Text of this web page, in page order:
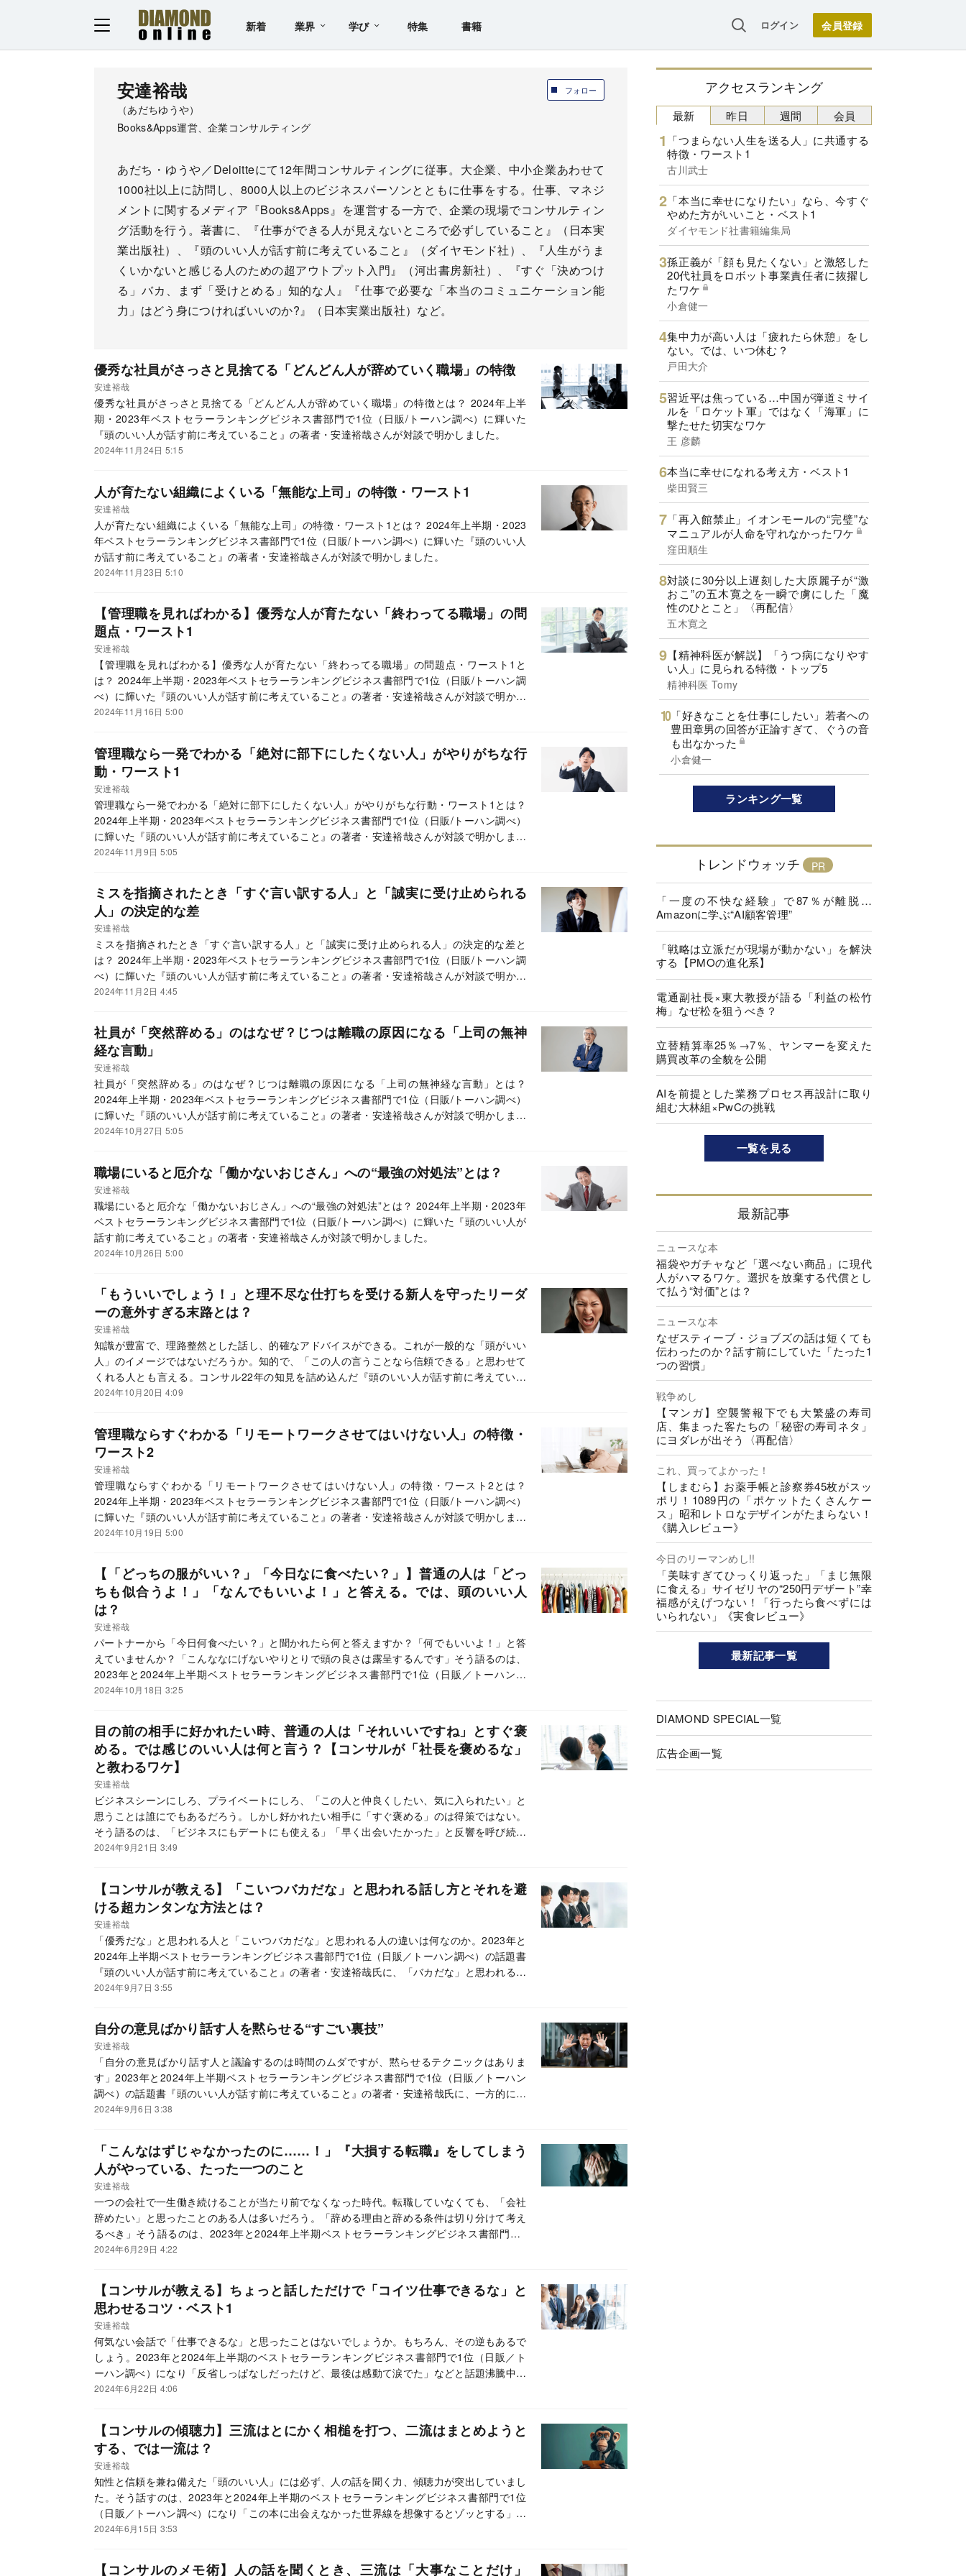
新着 業界 学び 特集 書籍 ログイン
フォロー
安達裕哉
（あだちゆうや）
Books&Apps運営、企業コンサルティング
あだち・ゆうや／Deloitteにて12年間コンサルティングに従事。大企業、中小企業あわせて
1000社以上に訪問し、8000人以上のビジネスパーソンとともに仕事をする。仕事、マネジ
メントに関するメディア『Books&Apps』を運営する一方で、企業の現場でコンサルティン
グ活動を行う。著書に、『仕事ができる人が見えないところで必ずしていること』（日本実
業出版社）、『頭のいい人が話す前に考えていること』（ダイヤモンド社）、『人生がうま
くいかないと感じる人のための超アウトプット入門』（河出書房新社）、『すぐ「決めつけ
る」バカ、まず「受けとめる」知的な人』『仕事で必要な「本当のコミュニケーション能
力」はどう身につければいいのか?』（日本実業出版社）など。
優秀な社員がさっさと見捨てる「どんどん人が辞めていく職場」の特徴
安達裕哉
優秀な社員がさっさと見捨てる「どんどん人が辞めていく職場」の特徴とは？ 2024年上半
期・2023年ベストセラーランキングビジネス書部門で1位（日販/トーハン調べ）に輝いた
『頭のいい人が話す前に考えていること』の著者・安達裕哉さんが対談で明かしました。
2024年11月24日 5:15
人が育たない組織によくいる「無能な上司」の特徴・ワースト1
安達裕哉
人が育たない組織によくいる「無能な上司」の特徴・ワースト1とは？ 2024年上半期・2023
年ベストセラーランキングビジネス書部門で1位（日販/トーハン調べ）に輝いた『頭のいい人
が話す前に考えていること』の著者・安達裕哉さんが対談で明かしました。
2024年11月23日 5:10
【管理職を見ればわかる】優秀な人が育たない「終わってる職場」の問
題点・ワースト1
安達裕哉
【管理職を見ればわかる】優秀な人が育たない「終わってる職場」の問題点・ワースト1と
は？ 2024年上半期・2023年ベストセラーランキングビジネス書部門で1位（日販/トーハン調
べ）に輝いた『頭のいい人が話す前に考えていること』の著者・安達裕哉さんが対談で明かし
ました。
2024年11月16日 5:00
管理職なら一発でわかる「絶対に部下にしたくない人」がやりがちな行
動・ワースト1
安達裕哉
管理職なら一発でわかる「絶対に部下にしたくない人」がやりがちな行動・ワースト1とは？
2024年上半期・2023年ベストセラーランキングビジネス書部門で1位（日販/トーハン調べ）
に輝いた『頭のいい人が話す前に考えていること』の著者・安達裕哉さんが対談で明かしまし
た。
2024年11月9日 5:05
ミスを指摘されたとき「すぐ言い訳する人」と「誠実に受け止められる
人」の決定的な差
安達裕哉
ミスを指摘されたとき「すぐ言い訳する人」と「誠実に受け止められる人」の決定的な差と
は？ 2024年上半期・2023年ベストセラーランキングビジネス書部門で1位（日販/トーハン調
べ）に輝いた『頭のいい人が話す前に考えていること』の著者・安達裕哉さんが対談で明かし
ました。
2024年11月2日 4:45
社員が「突然辞める」のはなぜ？じつは離職の原因になる「上司の無神
経な言動」
安達裕哉
社員が「突然辞める」のはなぜ？じつは離職の原因になる「上司の無神経な言動」とは？
2024年上半期・2023年ベストセラーランキングビジネス書部門で1位（日販/トーハン調べ）
に輝いた『頭のいい人が話す前に考えていること』の著者・安達裕哉さんが対談で明かしまし
た。
2024年10月27日 5:05
職場にいると厄介な「働かないおじさん」への“最強の対処法”とは？
安達裕哉
職場にいると厄介な「働かないおじさん」への“最強の対処法”とは？ 2024年上半期・2023年
ベストセラーランキングビジネス書部門で1位（日販/トーハン調べ）に輝いた『頭のいい人が
話す前に考えていること』の著者・安達裕哉さんが対談で明かしました。
2024年10月26日 5:00
「もういいでしょう！」と理不尽な仕打ちを受ける新人を守ったリーダ
ーの意外すぎる末路とは？
安達裕哉
知識が豊富で、理路整然とした話し、的確なアドバイスができる。これが一般的な「頭がいい
人」のイメージではないだろうか。知的で、「この人の言うことなら信頼できる」と思わせて
くれる人とも言える。コンサル22年の知見を詰め込んだ『頭のいい人が話す前に考えている
こと』の著者であり現在はコンサルティング会社とAIの関連会社を経営する安達裕哉氏は、そ
はなぜか。本記事では、安達氏の著書『頭のいい人が話す前に考えていること』をもとに解説
する。（文／神代裕子、ダイヤモンド社書籍オンライン編集部）
2024年10月20日 4:09
管理職ならすぐわかる「リモートワークさせてはいけない人」の特徴・
ワースト2
安達裕哉
管理職ならすぐわかる「リモートワークさせてはいけない人」の特徴・ワースト2とは？
2024年上半期・2023年ベストセラーランキングビジネス書部門で1位（日販/トーハン調べ）
に輝いた『頭のいい人が話す前に考えていること』の著者・安達裕哉さんが対談で明かしまし
た。
2024年10月19日 5:00
【「どっちの服がいい？」「今日なに食べたい？」】普通の人は「どっ
ちも似合うよ！」「なんでもいいよ！」と答える。では、頭のいい人
は？
安達裕哉
パートナーから「今日何食べたい？」と聞かれたら何と答えますか？「何でもいいよ！」と答
えていませんか？「こんななにげないやりとりで頭の良さは露呈するんです」そう語るのは、
2023年と2024年上半期ベストセラーランキングビジネス書部門で1位（日販／トーハン調
べ）となり、「もっと早く読んでいればと後悔すらした」「ぶっ刺さりすぎて声出た」と反響
気ないやり取りで頭のよさが露呈するワケを聞いた。（構成／ダイヤモンド社・淡路勇介、菱
沼美咲）
2024年10月18日 3:25
目の前の相手に好かれたい時、普通の人は「それいいですね」とすぐ褒
める。では感じのいい人は何と言う？【コンサルが「社長を褒めるな」
と教わるワケ】
安達裕哉
ビジネスシーンにしろ、プライベートにしろ、「この人と仲良くしたい、気に入られたい」と
思うことは誰にでもあるだろう。しかし好かれたい相手に「すぐ褒める」のは得策ではない。
そう語るのは、「ビジネスにもデートにも使える」「早く出会いたかった」と反響を呼び続け
ている『頭のいい人が話す前に考えていること』の著者・安達裕哉氏。安達氏はコンサルタン
ること』には入りきらなかった、「好かれたい相手に褒める前にやるべきこと」について記述
する。
2024年9月21日 3:49
【コンサルが教える】「こいつバカだな」と思われる話し方とそれを避
ける超カンタンな方法とは？
安達裕哉
「優秀だな」と思われる人と「こいつバカだな」と思われる人の違いは何なのか。2023年と
2024年上半期ベストセラーランキングビジネス書部門で1位（日販／トーハン調べ）の話題書
『頭のいい人が話す前に考えていること』の著者・安達裕哉氏に、「バカだな」と思われる話
し方とそれを避ける方法について聞いた。
2024年9月7日 3:55
自分の意見ばかり話す人を黙らせる“すごい裏技”
安達裕哉
「自分の意見ばかり話す人と議論するのは時間のムダですが、黙らせるテクニックはありま
す」2023年と2024年上半期ベストセラーランキングビジネス書部門で1位（日販／トーハン
調べ）の話題書『頭のいい人が話す前に考えていること』の著者・安達裕哉氏に、一方的に話
す人を黙らせるすごい裏技について聞いた。
2024年9月6日 3:38
「こんなはずじゃなかったのに……！」『大損する転職』をしてしまう
人がやっている、たった一つのこと
安達裕哉
一つの会社で一生働き続けることが当たり前でなくなった時代。転職していなくても、「会社
辞めたい」と思ったことのある人は多いだろう。「辞める理由と辞める条件は切り分けて考え
るべき」そう語るのは、2023年と2024年上半期ベストセラーランキングビジネス書部門で1
位（日販/トーハン調べ）となり、「もっと早く読んでいればと後悔すらした」「ぶっ刺さり
達裕哉氏。本記事は、書籍に入りきらなかった「頭のいい人」が会社を辞める時に考えている
ことについて解説する。（構成／ダイヤモンド社・淡路勇介）
2024年6月29日 4:22
【コンサルが教える】ちょっと話しただけで「コイツ仕事できるな」と
思わせるコツ・ベスト1
安達裕哉
何気ない会話で「仕事できるな」と思ったことはないでしょうか。もちろん、その逆もあるで
しょう。2023年と2024年上半期のベストセラーランキングビジネス書部門で1位（日販／ト
ーハン調べ）になり「反省しっぱなしだったけど、最後は感動て涙でた」などと話題沸騰中の
『頭のいい人が話す前に考えていること』の著者である安達氏は、コンサルタントのとして経
「お好み焼きの話」で「この人、仕事できるな」と思った経験があるのだそう。本記事は、地
頭がよくて仕事のできる人だけが知っている言語化のコツについて解説する。
2024年6月22日 4:06
【コンサルの傾聴力】三流はとにかく相槌を打つ、二流はまとめようと
する、では一流は？
安達裕哉
知性と信頼を兼ね備えた「頭のいい人」には必ず、人の話を聞く力、傾聴力が突出していまし
た。そう話すのは、2023年と2024年上半期のベストセラーランキングビジネス書部門で1位
（日販／トーハン調べ）になり「この本に出会えなかった世界線を想像するとゾッとする」な
どと話題沸騰中の『頭のいい人が話す前に考えていること』の著者である安達氏。本記事は、
2024年6月15日 3:53
【コンサルのメモ術】人の話を聞くとき、三流は「大事なことだけ」
アクセスランキング
最新
「つまらない人生を送る人」に共通する
特徴・ワースト1
古川武士
「本当に幸せになりたい」なら、今すぐ
やめた方がいいこと・ベスト1
ダイヤモンド社書籍編集局
孫正義が「顔も見たくない」と激怒した
20代社員をロボット事業責任者に抜擢し
たワケ
小倉健一
集中力が高い人は「疲れたら休憩」をし
ない。では、いつ休む？
戸田大介
習近平は焦っている…中国が弾道ミサイ
ルを「ロケット軍」ではなく「海軍」に
撃たせた切実なワケ
王 彦麟
本当に幸せになれる考え方・ベスト1
柴田賢三
「再入館禁止」イオンモールの“完璧”な
マニュアルが人命を守れなかったワケ
窪田順生
対談に30分以上遅刻した大原麗子が“激
おこ”の五木寛之を一瞬で虜にした「魔
性のひとこと」〈再配信〉
五木寛之
【精神科医が解説】「うつ病になりやす
い人」に見られる特徴・トップ5
精神科医 Tomy
「好きなことを仕事にしたい」若者への
豊田章男の回答が正論すぎて、ぐうの音
も出なかった
小倉健一
昨日 週間 会員
ランキング一覧
トレンドウォッチ
「一度の不快な経験」で87％が離脱…
Amazonに学ぶ“AI顧客管理”
「戦略は立派だが現場が動かない」を解決
する【PMOの進化系】
電通副社長×東大教授が語る「利益の松竹
梅」なぜ松を狙うべき？
立替精算率25％→7％、ヤンマーを変えた
購買改革の全貌を公開
AIを前提とした業務プロセス再設計に取り
組む大林組×PwCの挑戦
一覧を見る
最新記事
ニュースな本
福袋やガチャなど「選べない商品」に現代
人がハマるワケ。選択を放棄する代償とし
て払う“対価”とは？
ニュースな本
なぜスティーブ・ジョブズの話は短くても
伝わったのか？話す前にしていた「たった1
つの習慣」
戦争めし
【マンガ】空襲警報下でも大繁盛の寿司
店、集まった客たちの「秘密の寿司ネタ」
にヨダレが出そう〈再配信〉
これ、買ってよかった！
【しまむら】お薬手帳と診察券45枚がスッ
ポリ！1089円の「ポケットたくさんケー
ス」昭和レトロなデザインがたまらない！
《購入レビュー》
今日のリーマンめし!!
「美味すぎてひっくり返った」「まじ無限
に食える」サイゼリヤの“250円デザート”幸
福感がえげつない！「行ったら食べずには
いられない」《実食レビュー》
最新記事一覧
DIAMOND SPECIAL一覧
広告企画一覧